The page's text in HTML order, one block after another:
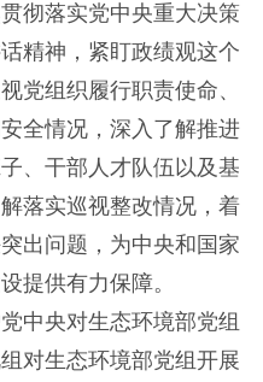
彻落实党中央重大决策
精神，紧盯政绩观这个
党组织履行职责使命、
全情况，深入了解推进
、干部人才队伍以及基
落实巡视整改情况，着
出问题，为中央和国家
提供有力保障。
央对生态环境部党组
对生态环境部党组开展